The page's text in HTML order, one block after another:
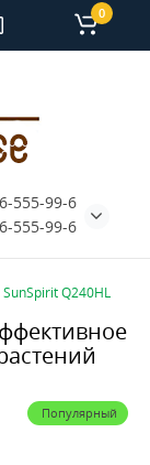
555-99-6
555-99-6
0
Q240HL
Популярный